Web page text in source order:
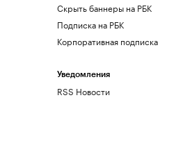
Скрыть баннеры на РБК
Подписка на РБК
Корпоративная подписка
Уведомления
RSS Новости